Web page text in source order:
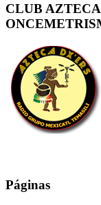
CLUB
Páginas